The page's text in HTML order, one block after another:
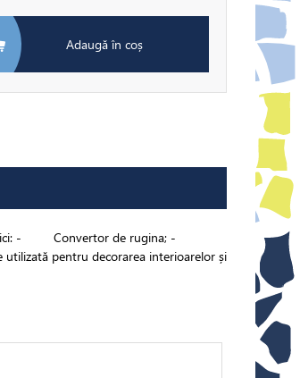
Adaugă în coș
- Convertor de rugina; -
pentru decorarea interioarelor și